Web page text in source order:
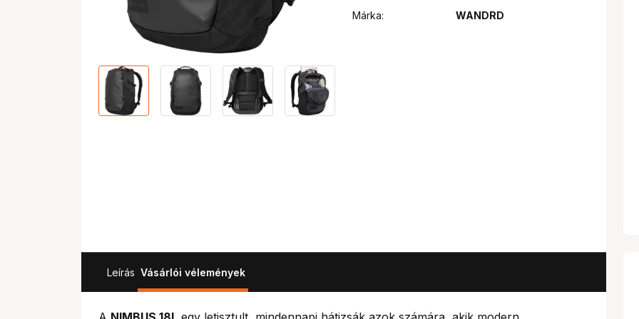
Márka:
WANDRD
Leírás Vásárlói vélemények